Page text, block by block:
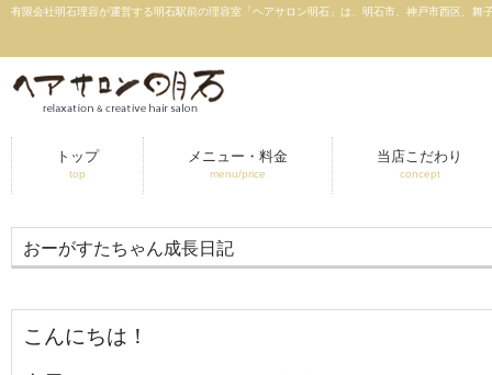
有限会社明石理容が運営する明石駅前の理容室「ヘアサロン明石」は、明石市、神戸市西区、
トップ
top
メニュー・料金
menu/price
当店こだわり
concept
おーがすたちゃん成長日記
こんにちは！